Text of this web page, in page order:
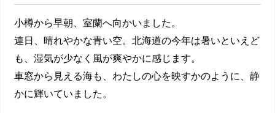
小樽から早朝、室蘭へ向かいました。
連日、晴れやかな青い空。北海道の今年は暑いといえど
も、湿気が少なく風が爽やかに感じます。
車窓から見える海も、わたしの心を映すかのように、静
かに輝いていました。